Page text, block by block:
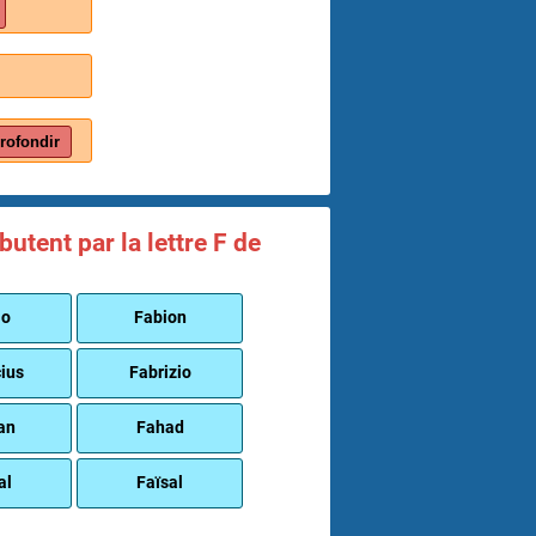
par la lettre F de
Fabion
Fabrizio
Fahad
Faïsal